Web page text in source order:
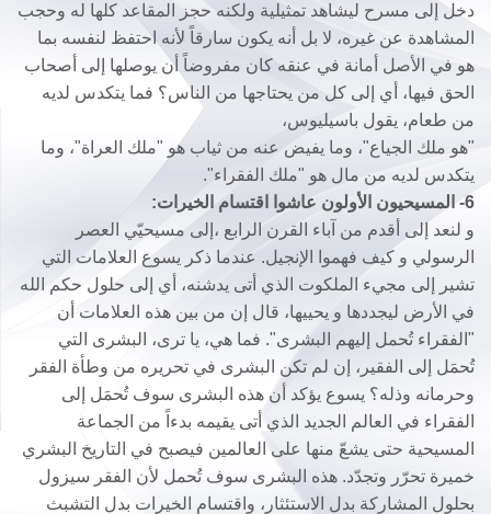
دخل إلى مسرح ليشاهد تمثيلية ولكنه حجز المقاعد كلها له وحجب
المشاهدة عن غيره، لا بل أنه يكون سارقاً لأنه احتفظ لنفسه بما
هو في الأصل أمانة في عنقه كان مفروضاً أن يوصلها إلى أصحاب
الحق فيها، أي إلى كل من يحتاجها من الناس؟ فما يتكدس لديه
من طعام، يقول باسيليوس،
"هو ملك الجياع"، وما يفيض عنه من ثياب هو "ملك العراة"، وما
يتكدس لديه من مال هو "ملك الفقراء".
6- المسيحيون الأولون عاشوا اقتسام الخيرات:
و لنعد إلى أقدم من آباء القرن الرابع ،إلى مسيحيّي العصر
الرسولي و كيف فهموا الإنجيل. عندما ذكر يسوع العلامات التي
تشير إلى مجيء الملكوت الذي أتى يدشنه، أي إلى حلول حكم الله
في الأرض ليجددها و يحييها، قال إن من بين هذه العلامات أن
"الفقراء تُحمل إليهم البشرى". فما هي، يا ترى، البشرى التي
تُحمَل إلى الفقير، إن لم تكن البشرى في تحريره من وطأة الفقر
وحرمانه وذله؟ يسوع يؤكد أن هذه البشرى سوف تُحمَل إلى
الفقراء في العالم الجديد الذي أتى يقيمه بدءاً من الجماعة
المسيحية حتى يشعّ منها على العالمين فيصبح في التاريخ البشري
خميرة تحرّر وتجدّد. هذه البشرى سوف تُحمل لأن الفقر سيزول
بحلول المشاركة بدل الاستئثار، واقتسام الخيرات بدل التشبث